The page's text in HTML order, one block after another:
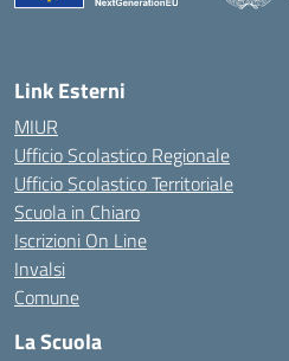
Link Esterni
MIUR
Ufficio Scolastico Regionale
Ufficio Scolastico Territoriale
Scuola in Chiaro
Iscrizioni On Line
Invalsi
Comune
La Scuola